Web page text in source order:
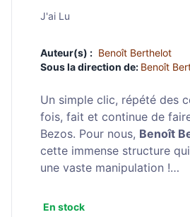
J'ai Lu
Auteur(s) : Benoît Berthelot
Sous la direction de: Benoît
Un simple clic, répété des
fois, fait et continue de
Bezos. Pour nous, Benoît
cette immense structure
une vaste manipulation !…
En stock